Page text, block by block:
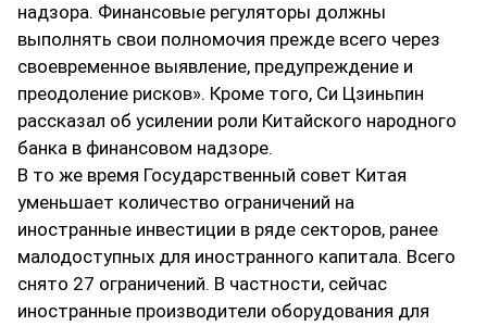
надзора. Финансовые регуляторы должны
выполнять свои полномочия прежде всего через
своевременное выявление, предупреждение и
преодоление рисков». Кроме того, Си Цзиньпин
рассказал об усилении роли Китайского народного
банка в финансовом надзоре.
В то же время Государственный совет Китая
уменьшает количество ограничений на
иностранные инвестиции в ряде секторов, ранее
малодоступных для иностранного капитала. Всего
снято 27 ограничений. В частности, сейчас
иностранные производители оборудования для